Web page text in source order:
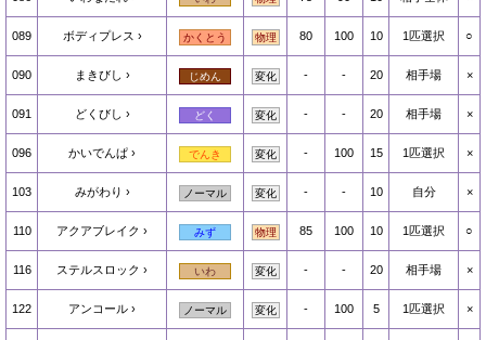
089 ボディプレス かくとう 物理 80 100 10 1匹選択 ○
090 まきびし じめん 変化 - - 20 相手場 ×
091 どくびし どく 変化 - - 20 相手場 ×
096 かいでんぱ でんき 変化 - 100 15 1匹選択 ×
103 みがわり ノーマル 変化 - - 10 自分 ×
110 アクアブレイク みず 物理 85 100 10 1匹選択 ○
116 ステルスロック いわ 変化 - - 20 相手場 ×
122 アンコール ノーマル 変化 - 100 5 1匹選択 ×